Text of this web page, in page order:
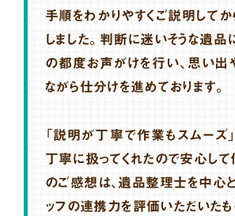
手順をわかりやすくご説明して
しました。判断に迷いそうな遺品
の都度お声がけを行い、思い出
ながら仕分けを進めております。
「説明が丁寧で作業もスムーズ
丁寧に扱ってくれたので安心して
のご感想は、遺品整理士を中心
ッフの連携力を評価いただいた